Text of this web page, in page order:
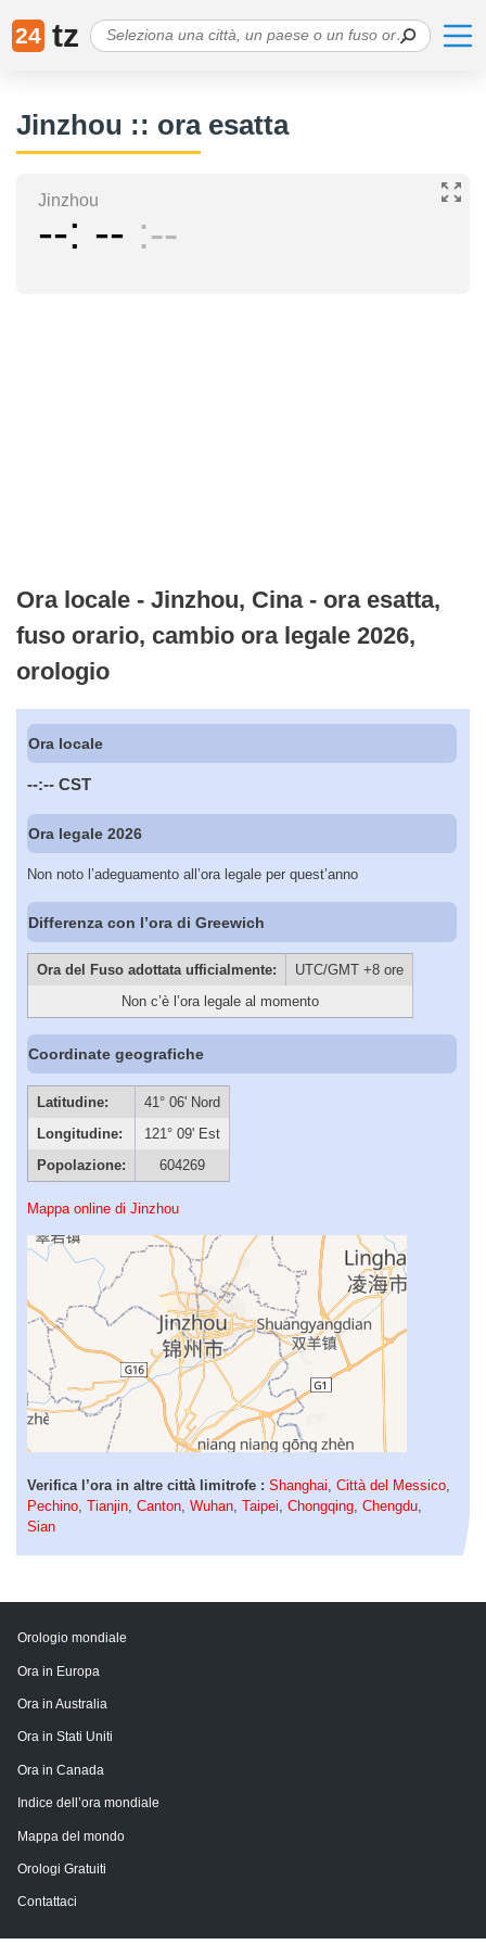
24 tz
Jinzhou :: ora esatta
Jinzhou
-- -- --
Ora locale - Jinzhou, Cina - ora esatta,
fuso orario, cambio ora legale 2026,
orologio
Ora locale
--:-- CST
Ora legale 2026
Non noto l’adeguamento all’ora legale per quest’anno
Differenza con l’ora di Greewich
Ora del Fuso adottata ufficialmente:
UTC/GMT +8 ore
Non c’è l’ora legale al momento
Coordinate geografiche
Latitudine:
41° 06' Nord
Longitudine:
121° 09' Est
Popolazione:
604269
Mappa online di Jinzhou
Verifica l’ora in altre città limitrofe : Shanghai Città del Messico
Pechino Tianjin Canton Wuhan Taipei Chongqing Chengdu
Sian
Orologio mondiale
Ora in Europa
Ora in Australia
Ora in Stati Uniti
Ora in Canada
Indice dell’ora mondiale
Mappa del mondo
Orologi Gratuiti
Contattaci